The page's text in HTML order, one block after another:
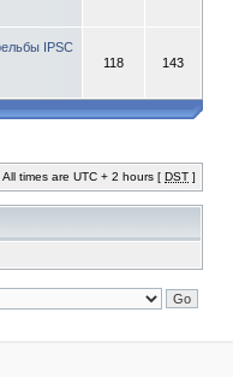
IPSC
118 143
All times are UTC + 2 hours [ DST ]